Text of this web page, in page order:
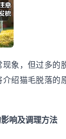
象，但过多的
绍猫毛脱落的
响及调理方法